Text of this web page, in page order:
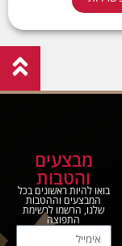
מבצעים
והטבות
בואו להיות ראשונים בכל
המבצעים וההטבות
שלנו, הרשמו לרשימת
התפוצה